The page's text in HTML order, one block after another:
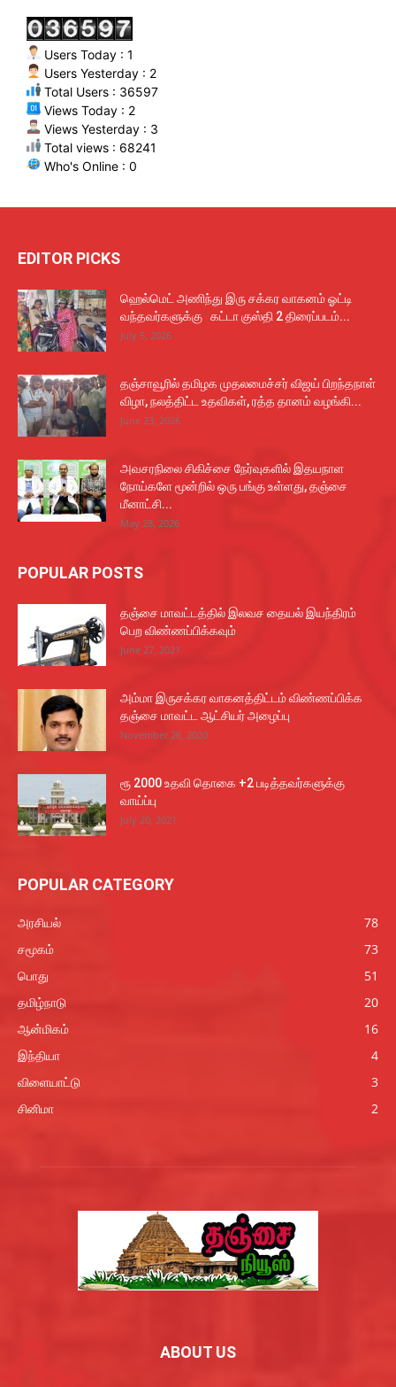
Users Today : 1
Users Yesterday : 2
Total Users : 36597
Views Today : 2
Views Yesterday : 3
Total views : 68241
Who's Online : 0
EDITOR PICKS
ஹெல்மெட் அணிந்து இரு சக்கர வாகனம் ஓட்டி
வந்தவர்களுக்கு கட்டா குஸ்தி 2 திரைப்படம்...
July 5, 2026
தஞ்சாவூரில் தமிழக முதலமைச்சர் விஜய் பிறந்தநாள்
விழா, நலத்திட்ட உதவிகள், ரத்த தானம் வழங்கி...
June 23, 2026
அவசரநிலை சிகிச்சை நேர்வுகளில் இதயநாள
நோய்களே மூன்றில் ஒரு பங்கு உள்ளது, தஞ்சை
மீனாட்சி...
May 28, 2026
POPULAR POSTS
தஞ்சை மாவட்டத்தில் இலவச தையல் இயந்திரம்
பெற விண்ணப்பிக்கவும்
June 27, 2021
அம்மா இருசக்கர வாகனத்திட்டம் விண்ணப்பிக்க
தஞ்சை மாவட்ட ஆட்சியர் அழைப்பு
November 26, 2020
ரூ 2000 உதவி தொகை +2 படித்தவர்களுக்கு
வாய்ப்பு
July 20, 2021
POPULAR CATEGORY
அரசியல்
78
சமூகம்
73
பொது
51
தமிழ்நாடு
20
ஆன்மிகம்
16
இந்தியா
4
விளையாட்டு
3
சினிமா
2
ABOUT US